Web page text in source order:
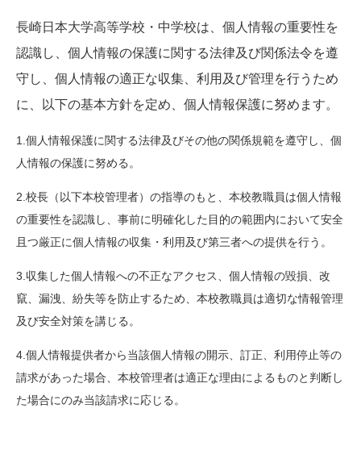
長崎日本大学高等学校・中学校は、個人情報の重要性を
認識し、個人情報の保護に関する法律及び関係法令を遵
守し、個人情報の適正な収集、利用及び管理を行うため
に、以下の基本方針を定め、個人情報保護に努めます。
1.個人情報保護に関する法律及びその他の関係規範を遵守し、個
人情報の保護に努める。
2.校長（以下本校管理者）の指導のもと、本校教職員は個人情報
の重要性を認識し、事前に明確化した目的の範囲内において安全
且つ厳正に個人情報の収集・利用及び第三者への提供を行う。
3.収集した個人情報への不正なアクセス、個人情報の毀損、改
竄、漏洩、紛失等を防止するため、本校教職員は適切な情報管理
及び安全対策を講じる。
4.個人情報提供者から当該個人情報の開示、訂正、利用停止等の
請求があった場合、本校管理者は適正な理由によるものと判断し
た場合にのみ当該請求に応じる。